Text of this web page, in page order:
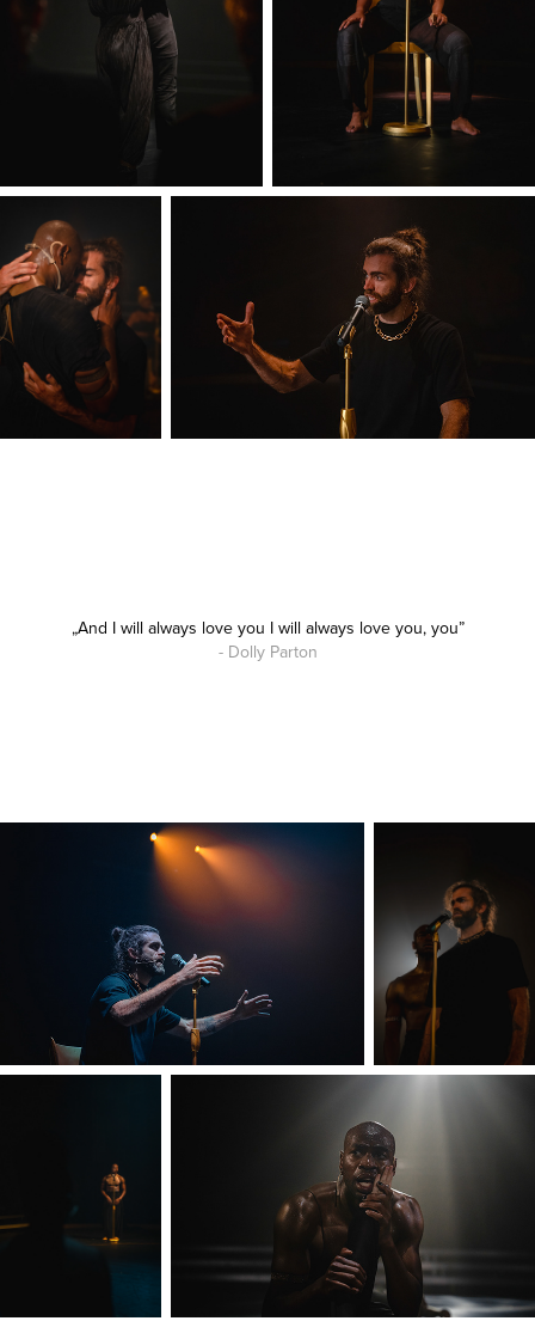
„And I will always love you I will always love you, you”
- Dolly Parton